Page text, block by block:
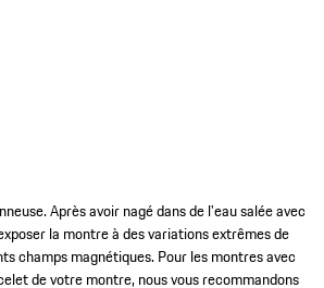
Après avoir nagé dans de l'eau salée avec
la montre à des variations extrêmes de
champs magnétiques. Pour les montres avec
de votre montre, nous vous recommandons